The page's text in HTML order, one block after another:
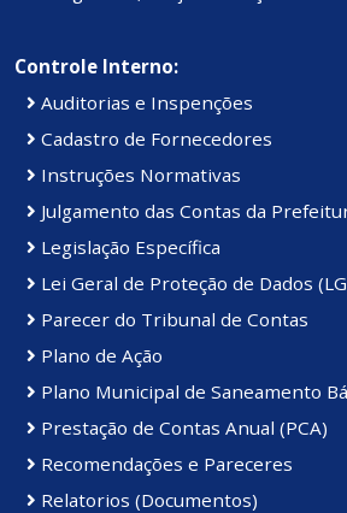
Controle Interno:
Auditorias e Inspenções
Cadastro de Fornecedores
Instruções Normativas
Julgamento das Contas da
Legislação Específica
Lei Geral de Proteção de Dados
Parecer do Tribunal de Contas
Plano de Ação
Plano Municipal de Saneamento
Prestação de Contas Anual (PCA)
Recomendações e Pareceres
Relatorios (Documentos)